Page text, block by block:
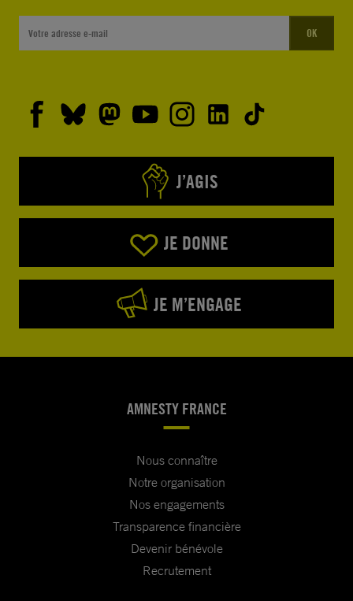
OK
J’AGIS
JE DONNE
JE M’ENGAGE
AMNESTY FRANCE
Nous connaître
Notre organisation
Nos engagements
Transparence financière
Devenir bénévole
Recrutement